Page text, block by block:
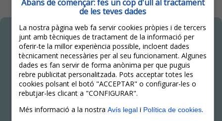
Abans de començar: fes un cop d'ull al tractament
de les teves dades
La nostra pàgina web fa servir cookies pròpies i de tercers
junt amb tècniques de tractament de la informació per
oferir-te la millor experiència possible, incloent dades
tècnicament necessàries per al seu funcionament. Algunes
dades es fan servir de forma anònima per que puguis
rebre publicitat personalitzada. Pots acceptar totes les
cookies polsant el botó "ACCEPTAR" o configurar-les o
rebutjar-les clicant a "CONFIGURAR".
Més informació a la nostra Avís legali Política de cookies.